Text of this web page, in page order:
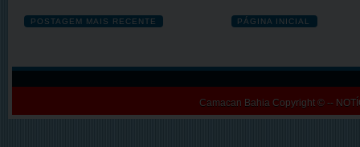
POSTAGEM MAIS RECENTE PÁGINA INICIAL
Camacan Bahia Copyright © --